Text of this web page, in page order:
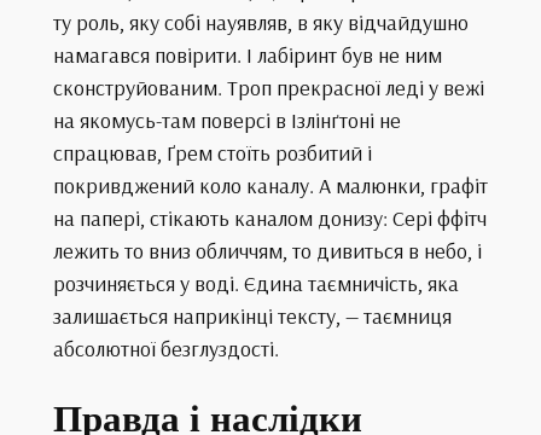
ту роль, яку собі науявляв, в яку відчайдушно
намагався повірити. І лабіринт був не ним
сконструйованим. Троп прекрасної леді у вежі
на якомусь-там поверсі в Ізлінґтоні не
спрацював, Ґрем стоїть розбитий і
покривджений коло каналу. А малюнки, графіт
на папері, стікають каналом донизу: Сері ффітч
лежить то вниз обличчям, то дивиться в небо, і
розчиняється у воді. Єдина таємничість, яка
залишається наприкінці тексту, — таємниця
абсолютної безглуздості.
Правда і наслідки